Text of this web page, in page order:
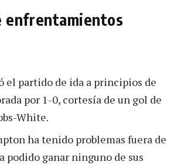
enfrentamientos
el partido de ida a principios de
por 1-0, cortesía de un gol de
White.
ha tenido problemas fuera de
podido ganar ninguno de sus